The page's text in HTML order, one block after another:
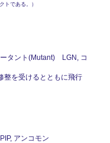
トである。）
タント(Mutant) LGN, コ
整を受けるとともに飛行
アンコモン